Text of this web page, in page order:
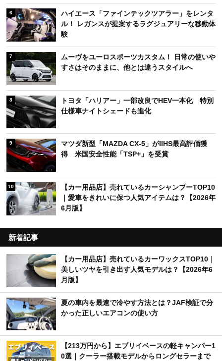
6
ハイエース「ファインテックツアラー」をレンタ
ル！ レガンスが提案するラグジュアリーな移動体
験
7
ムーヴをユーロスポーツカスタム！ 日常の使いや
すさはそのままに、他とは違うスタイルへ
8
トヨタ「ハリアー」一部改良でHEV一本化 特別
仕様車ナイトシェードも進化
9
マツダ新型「MAZDA CX-5」がIIHS最高評価獲
得 米国安全性能「TSP+」を受賞
10
【カー用品店】売れているカーシャンプーTOP10
｜愛車をきれいに保つ人気アイテムは？【2026年
6月版】
新着記事
【カー用品店】売れているカーワックスTOP10｜
美しいツヤを引き出す人気モデルは？【2026年6
月版】
夏の車内を最速で冷やす方法とは？JAF検証で分
かった正しいエアコンの使い方
【213万円から】エブリイベースの軽キャンパー1
0選｜クーラー搭載モデルからロングセラーまで